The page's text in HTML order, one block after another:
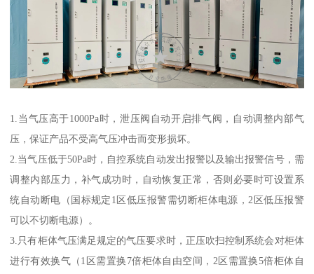
1.当气压高于1000Pa时，泄压阀自动开启排气阀，自动调整内部气
压，保证产品不受高气压冲击而变形损坏。
2.当气压低于50Pa时，自控系统自动发出报警以及输出报警信号，需
调整内部压力，补气成功时，自动恢复正常，否则必要时可设置系
统自动断电（国标规定1区低压报警需切断柜体电源，2区低压报警
可以不切断电源）。
3.只有柜体气压满足规定的气压要求时，正压吹扫控制系统会对柜体
进行有效换气（1区需置换7倍柜体自由空间，2区需置换5倍柜体自